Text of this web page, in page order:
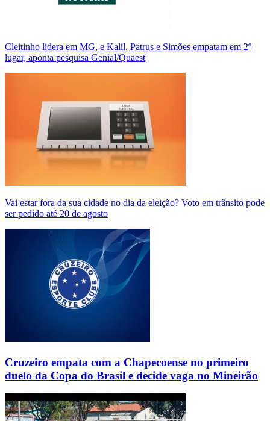
Cleitinho lidera em MG, e Kalil, Patrus e Simões empatam em 2º
lugar, aponta pesquisa Genial/Quaest
Vai estar fora da sua cidade no dia da eleição? Voto em trânsito pode
ser pedido até 20 de agosto
Cruzeiro empata com a Chapecoense no primeiro
duelo da Copa do Brasil e decide vaga no Mineirão